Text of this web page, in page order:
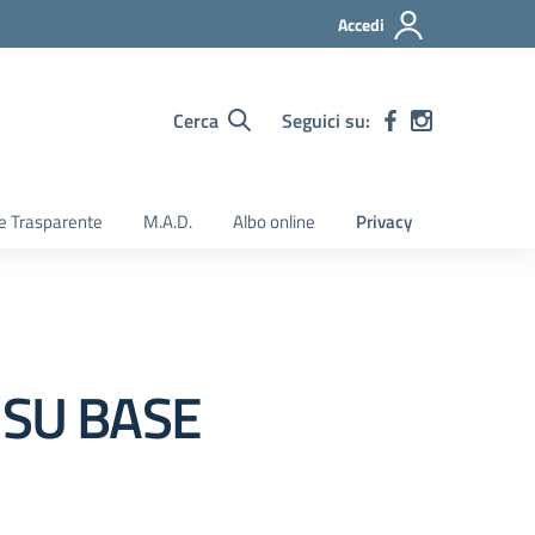
Accedi
Cerca Seguici su:
Trasparente M.A.D. Albo online Privacy
BASE